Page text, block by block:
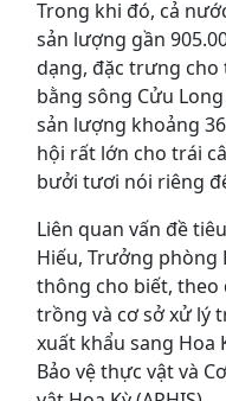
Trong khi đó, cả
sản lượng gần
dạng, đặc trưng
bằng sông Cửu
sản lượng khoảng
hội rất lớn cho trái
bưởi tươi nói riêng
Liên quan vấn đề
Hiếu, Trưởng phòng
thông cho biết, theo
trồng và cơ sở xử lý
xuất khẩu sang Hoa
Bảo vệ thực vật và